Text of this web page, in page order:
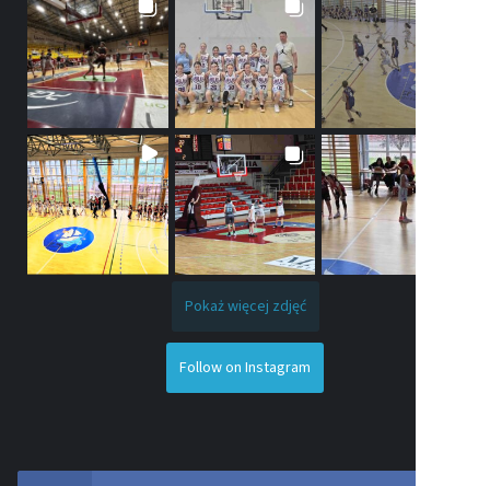
Pokaż więcej zdjęć
Follow on Instagram